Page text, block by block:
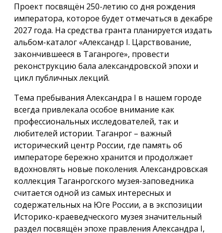
Проект посвящён 250-летию со дня рождения
императора, которое будет отмечаться в декабре
2027 года. На средства гранта планируется издать
альбом-каталог «Александр I. Царствование,
закончившееся в Таганроге», провести
реконструкцию бала александровской эпохи и
цикл публичных лекций.
Тема пребывания Александра I в нашем городе
всегда привлекала особое внимание как
профессиональных исследователей, так и
любителей истории. Таганрог – важный
исторический центр России, где память об
императоре бережно хранится и продолжает
вдохновлять новые поколения. Александровская
коллекция Таганрогского музея-заповедника
считается одной из самых интересных и
содержательных на Юге России, а в экспозиции
Историко-краеведческого музея значительный
раздел посвящён эпохе правления Александра I,